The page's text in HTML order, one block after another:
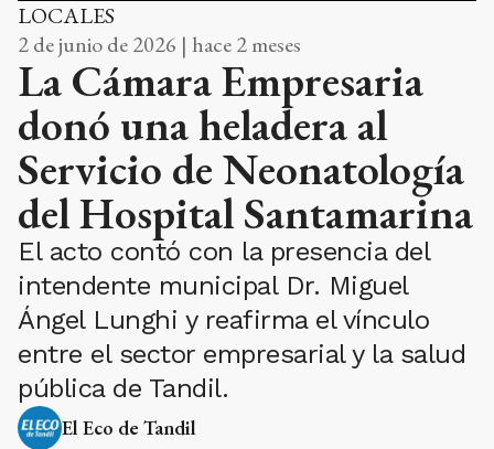
LOCALES
2 de junio de 2026 | hace 2 meses
La Cámara Empresaria
donó una heladera al
Servicio de Neonatología
del Hospital Santamarina
El acto contó con la presencia del
intendente municipal Dr. Miguel
Ángel Lunghi y reafirma el vínculo
entre el sector empresarial y la salud
pública de Tandil.
El Eco de Tandil